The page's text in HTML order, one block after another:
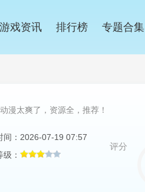
游戏资讯 排行榜 专题合集
漫太爽了，资源全，推荐！
间：2026-07-19 07:57
：
评分